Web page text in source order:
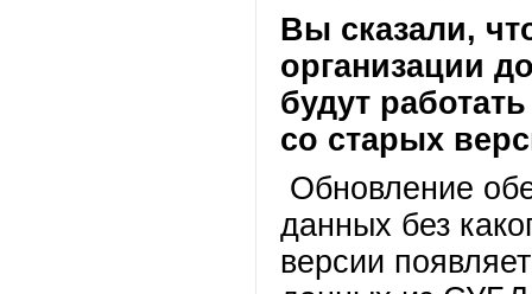
Вы сказали,
организации
будут
со старых
Обновление
данных без
версии